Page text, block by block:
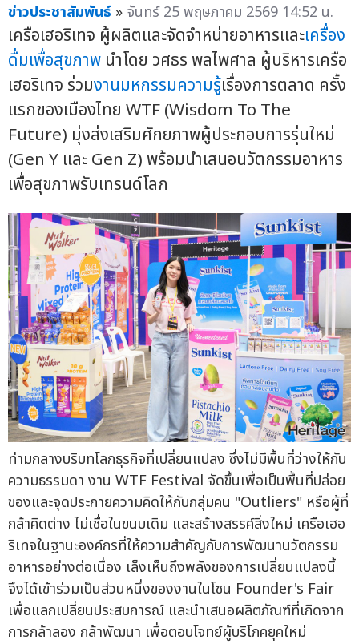
ข่าวประชาสัมพันธ์ » จันทร์ 25 พฤษภาคม 2569 14:52 น.
เครือเฮอริเทจ ผู้ผลิตและจัดจำหน่ายอาหารและเครื่อง
ดื่มเพื่อสุขภาพ นำโดย วศธร พลไพศาล ผู้บริหารเครือ
เฮอริเทจ ร่วมงานมหกรรมความรู้เรื่องการตลาด ครั้ง
แรกของเมืองไทย WTF (Wisdom To The
Future) มุ่งส่งเสริมศักยภาพผู้ประกอบการรุ่นใหม่
(Gen Y และ Gen Z) พร้อมนำเสนอนวัตกรรมอาหาร
เพื่อสุขภาพรับเทรนด์โลก
ท่ามกลางบริบทโลกธุรกิจที่เปลี่ยนแปลง ซึ่งไม่มีพื้นที่ว่างให้กับ
ความธรรมดา งาน WTF Festival จัดขึ้นเพื่อเป็นพื้นที่ปล่อย
ของและจุดประกายความคิดให้กับกลุ่มคน "Outliers" หรือผู้ที่
กล้าคิดต่าง ไม่เชื่อในขนบเดิม และสร้างสรรค์สิ่งใหม่ เครือเฮอ
ริเทจในฐานะองค์กรที่ให้ความสำคัญกับการพัฒนานวัตกรรม
อาหารอย่างต่อเนื่อง เล็งเห็นถึงพลังของการเปลี่ยนแปลงนี้
จึงได้เข้าร่วมเป็นส่วนหนึ่งของงานในโซน Founder's Fair
เพื่อแลกเปลี่ยนประสบการณ์ และนำเสนอผลิตภัณฑ์ที่เกิดจาก
การกล้าลอง กล้าพัฒนา เพื่อตอบโจทย์ผู้บริโภคยุคใหม่